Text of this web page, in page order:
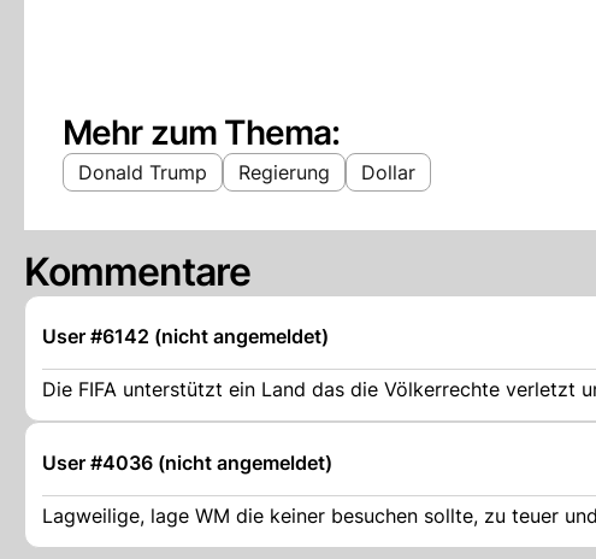
Mehr zum Thema:
Donald Trump Regierung Dollar
Kommentare
User #6142 (nicht angemeldet)
Die FIFA unterstützt ein Land das die Völkerrechte verletzt
User #4036 (nicht angemeldet)
Lagweilige, lage WM die keiner besuchen sollte, zu teuer